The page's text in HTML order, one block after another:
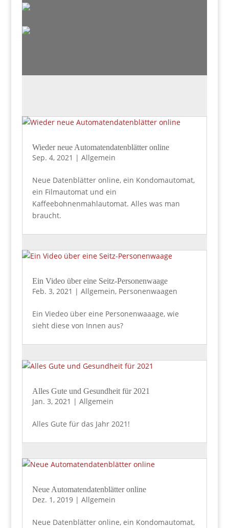
Wieder neue Automatendatenblätter online
Sep. 4, 2021 | Allgemein
Neue Datenblätter online, ein Kondomautomat,
ein Filmautomat und ein
Kaffeebohnenmahlautomat. Alles was man
braucht.
Ein Video über eine Seitz-Personenwaage
Feb. 3, 2021 | Allgemein, Personenwaagen
Ein Viedeo über eine Personenwaaage, wie
sieht diese von Innen aus?
Alles Gute und Gesundheit für 2021
Jan. 3, 2021 | Allgemein
Alles Gute für das Jahr 2021!
Neue Automatendatenblätter online
Dez. 1, 2019| Allgemein
Neue Datenblätter online, ein Kondomautomat,